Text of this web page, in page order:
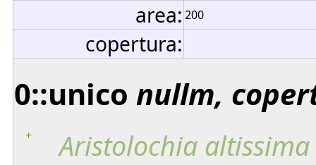
area: 200
copertura:
0::unico nullm,
+ Aristolochia altissima